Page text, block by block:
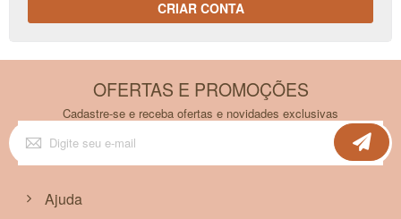
CRIAR CONTA
OFERTAS E PROMOÇÕES
Cadastre-se e receba ofertas e novidades exclusivas
Inscreva-
se
na
Ajuda